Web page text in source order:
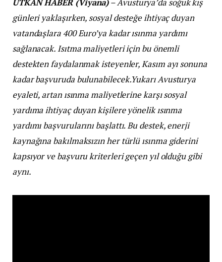
UTKAN HABER (Viyana)– Avusturya’da soğuk kış
günleri yaklaşırken, sosyal desteğe ihtiyaç duyan
vatandaşlara 400 Euro’ya kadar ısınma yardımı
sağlanacak. Isıtma maliyetleri için bu önemli
destekten faydalanmak isteyenler, Kasım ayı sonuna
kadar başvuruda bulunabilecek.Yukarı Avusturya
eyaleti, artan ısınma maliyetlerine karşı sosyal
yardıma ihtiyaç duyan kişilere yönelik ısınma
yardımı başvurularını başlattı. Bu destek, enerji
kaynağına bakılmaksızın her türlü ısınma giderini
kapsıyor ve başvuru kriterleri geçen yıl olduğu gibi
aynı.